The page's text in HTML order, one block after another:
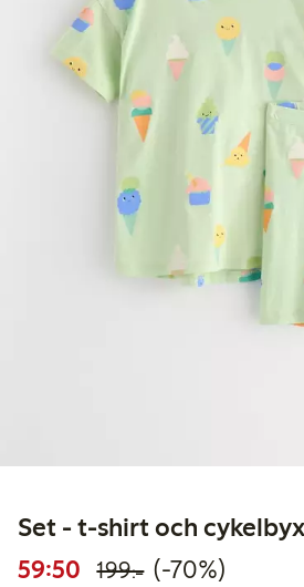
Set - t-shirt och
59:50 Rabatterat pris:
199:-Ordinarie
70% rabatt
(-70%)